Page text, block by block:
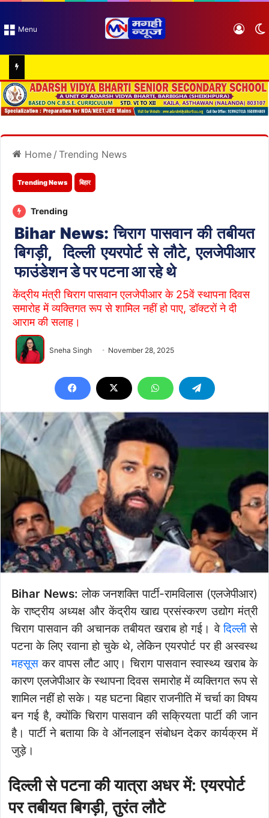
Menu Log
Home / Trending News
Trending News बिहार
Trending
Bihar News: चिराग पासवान की तबीयत
बिगड़ी, दिल्ली एयरपोर्ट से लौटे, एलजेपीआर
फाउंडेशन डे पर पटना आ रहे थे
​केंद्रीय मंत्री चिराग पासवान एलजेपीआर के 25वें स्थापना दिवस
समारोह में व्यक्तिगत रूप से शामिल नहीं हो पाए, डॉक्टरों ने दी
आराम की सलाह।
Sneha Singh November 28, 2025
Bihar News: लोक जनशक्ति पार्टी-रामविलास (एलजेपीआर)
के राष्ट्रीय अध्यक्ष और केंद्रीय खाद्य प्रसंस्करण उद्योग मंत्री
चिराग पासवान की अचानक तबीयत खराब हो गई। वेदिल्लीसे
पटना के लिए रवाना हो चुके थे, लेकिन एयरपोर्ट पर ही अस्वस्थ
महसूस कर वापस लौट आए। चिराग पासवान स्वास्थ्य खराब के
कारण एलजेपीआर के स्थापना दिवस समारोह में व्यक्तिगत रूप से
शामिल नहीं हो सके। यह घटना बिहार राजनीति में चर्चा का विषय
बन गई है, क्योंकि चिराग पासवान की सक्रियता पार्टी की जान
है। पार्टी ने बताया कि वे ऑनलाइन संबोधन देकर कार्यक्रम में
जुड़े।
दिल्ली से पटना की यात्रा अधर में: एयरपोर्ट
पर तबीयत बिगड़ी, तुरंत लौटे